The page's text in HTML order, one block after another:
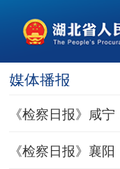
媒体播报
《检察日报》咸
《检察日报》襄